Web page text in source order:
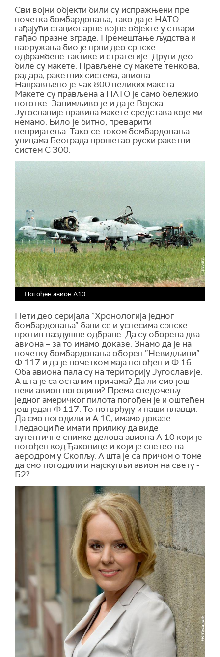
Сви војни објекти били су испражњени пре
почетка бомбардовања, тако да је НАТО
гађајући стационарне војне објекте у ствари
гађао празне зграде. Премештање људства и
наоружања био је први део српске
одбрамбене тактике и стратегије. Други део
биле су макете. Прављене су макете тенкова,
радара, ракетних система, авиона.….
Направљено је чак 800 великих макета.
Макете су прављена а НАТО је само бележио
поготке. Занимљиво је и да је Војска
Југославије правила макете средстава које ми
немамо. Било је битно, преварити
непријатеља. Тако се током бомбардовања
улицама Београда прошетао руски ракетни
систем С 300.
Погођен авион А10
Пети део серијала ”Хронологија једног
бомбардовања” бави се и успесима српске
против ваздушне одбране. Да су оборена два
авиона – за то имамо доказе. Знамо да је на
почетку бомбардовања оборен ”Невидљиви”
Ф 117 и да је почетком маја погођен и Ф 16.
Оба авиона пала су на територију Југославије.
А шта је са осталим причама? Да ли смо још
неки авион погодили? Према сведочењу
једног америчког пилота погођен је и оштећен
још један Ф 117. То потврђују и наши плавци.
Да смо погодили и А 10, имамо доказе.
Гледаоци ће имати прилику да виде
аутентичне снимке делова авиона А 10 који је
погођен код Ђаковице и који је слетео на
аеродром у Скопљу. А шта је са причом о томе
да смо погодили и најскупљи авион на свету -
Б2?